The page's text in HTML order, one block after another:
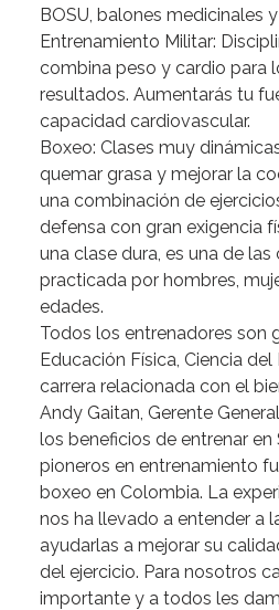
BOSU, balones medicinales
Entrenamiento Militar:
combina peso y cardio para
resultados. Aumentarás tu
capacidad cardiovascular.
Boxeo: Clases muy
quemar grasa y mejorar la
una combinación de
defensa con gran exigencia
una clase dura, es una de las
practicada por hombres,
edades.
Todos los entrenadores son
Educación Física, Ciencia del
carrera relacionada con el
Andy Gaitan, Gerente General
los beneficios de entrenar en
pioneros en entrenamiento
boxeo en Colombia. La
nos ha llevado a entender a
ayudarlas a mejorar su
del ejercicio. Para nosotros
importante y a todos les